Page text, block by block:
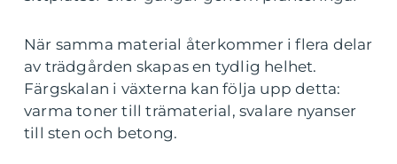
När samma material återkommer i flera delar
av trädgården skapas en tydlig helhet.
Färgskalan i växterna kan följa upp detta:
varma toner till trämaterial, svalare nyanser
till sten och betong.